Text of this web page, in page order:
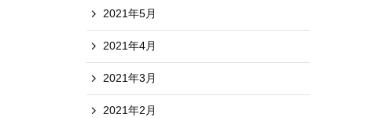
2021年5月
2021年4月
2021年3月
2021年2月